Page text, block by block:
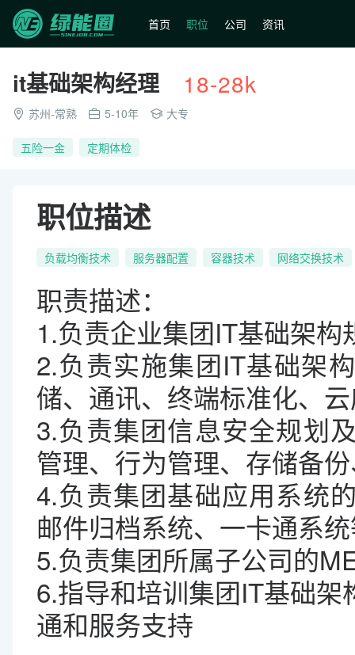
首页 职位 公司 资讯
it基础架构经理 18-28k
苏州-常熟 5-10年 大专
五险一金 定期体检
职位描述
负载均衡技术 服务器配置 容器技术 网络交换技术
职责描述：
1.负责企业集团IT基础架构
2.负责实施集团IT基础架
储、通讯、终端标准化、
3.负责集团信息安全规划
管理、行为管理、存储备
4.负责集团基础应用系统
邮件归档系统、一卡通系
5.负责集团所属子公司的
6.指导和培训集团IT基础
通和服务支持